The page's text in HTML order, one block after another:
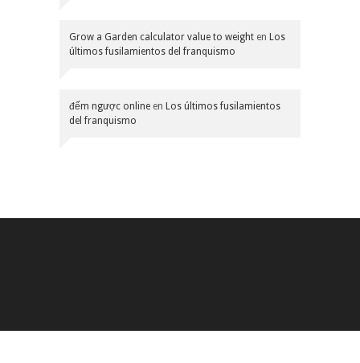
Grow a Garden calculator value to weight en Los
últimos fusilamientos del franquismo
đếm ngược online en Los últimos fusilamientos
del franquismo